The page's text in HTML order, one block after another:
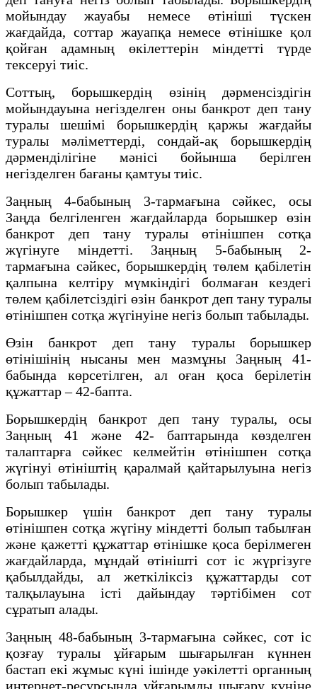
мойындау жауабы немесе өтiнiшi түскен
жағдайда, соттар жауапқа немесе өтiнiшке қол
қойған адамның өкiлеттерiн мiндеттi түрде
тексеруi тиiс.
Соттың, борышкердiң өзiнiң дәрменсiздiгiн
мойындауына негiзделген оны банкрот деп тану
туралы шешiмi борышкердiң қаржы жағдайы
туралы мәліметтердi, сондай-ақ борышкердiң
дәрмендiлiгiне мәнiсi бойынша берiлген
негiзделген бағаны қамтуы тиiс.
Заңның 4-бабының 3-тармағына сәйкес, осы
Заңда белгiленген жағдайларда борышкер өзiн
банкрот деп тану туралы өтiнiшпен сотқа
жүгінуге мiндеттi. Заңның 5-бабының 2-
тармағына сәйкес, борышкердiң төлем қабілетін
қалпына келтiру мүмкiндiгi болмаған кездегі
төлем қабiлетсiздiгi өзiн банкрот деп тану туралы
өтiнiшпен сотқа жүгiнуiне негiз болып табылады.
Өзiн банкрот деп тану туралы борышкер
өтiнiшiнiң нысаны мен мазмұны Заңның 41-
бабында көрсетiлген, ал оған қоса берiлетiн
құжаттар – 42-бапта.
Борышкердiң банкрот деп тану туралы, осы
Заңның 41 және 42- баптарында көзделген
талаптарға сәйкес келмейтiн өтiнiшпен сотқа
жүгiнуi өтiнiштiң қаралмай қайтарылуына негiз
болып табылады.
Борышкер үшiн банкрот деп тану туралы
өтiнiшпен сотқа жүгiну мiндеттi болып табылған
және қажеттi құжаттар өтiнiшке қоса берілмеген
жағдайларда, мұндай өтiнiштi сот iс жүргiзуге
қабылдайды, ал жеткiлiксiз құжаттарды сот
талқылауына iстi дайындау тәртiбiмен сот
сұратып алады.
Заңның 48-бабының 3-тармағына сәйкес, сот iс
қозғау туралы ұйғарым шығарылған күннен
бастап екі жұмыс күні ішінде уәкілетті органның
интернет-ресурсында ұйғарымды шығару күніне